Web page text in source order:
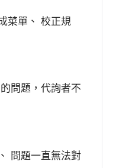
菜單、 校正規
問題，代詢者不
問題一直無法對